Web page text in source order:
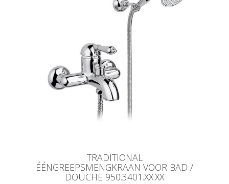
TRADITIONAL
ÉÉNGREEPSMENGKRAAN VOOR BAD /
DOUCHE 950.3401.XX.XX